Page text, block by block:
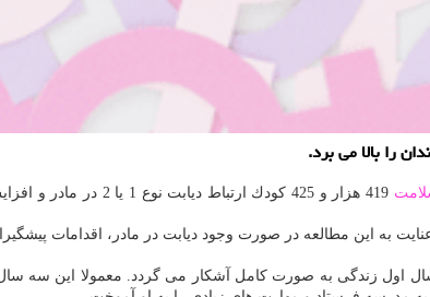
را بالا می برد.
419 هزار و 425 كودك ارتباط دیابت نوع 1 یا 2 در مادر و افزایش خطر بروز اوتیسم در
به این مطالعه در صورت وجود دیابت در مادر، اقدامات
اول زندگی به صورت كامل آشكار می گردد. معمولا این سه سال